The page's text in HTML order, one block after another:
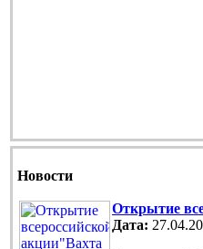
Новости
Открытие
Дата: